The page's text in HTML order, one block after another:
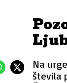
Na
števila